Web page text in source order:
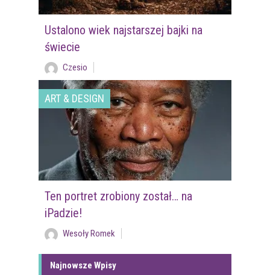
Ustalono wiek najstarszej bajki na
świecie
Czesio
ART & DESIGN
Ten portret zrobiony został… na
iPadzie!
Wesoły Romek
Najnowsze Wpisy